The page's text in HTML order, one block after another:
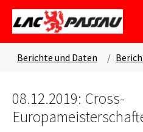
Skip to main content
Skip to page footer
Berichte und Daten
08.12.2019: Cross-